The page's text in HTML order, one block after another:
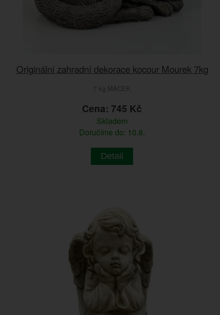
Originální zahradní dekorace kocour Mourek 7kg
7 kg MACEK
Cena: 745 Kč
Skladem
Doručíme do: 10.8.
Detail